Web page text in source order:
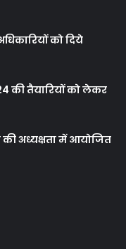
को दिये
की तैयारियों को लेकर
अध्यक्षता में आयोजित